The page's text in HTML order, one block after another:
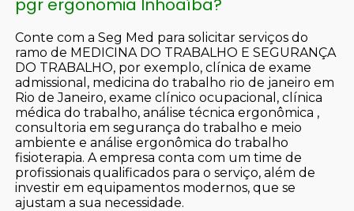
pgr ergonomia Inhoaíba?
Conte com a Seg Med para solicitar serviços do
ramo de MEDICINA DO TRABALHO E SEGURANÇA
DO TRABALHO, por exemplo, clínica de exame
admissional, medicina do trabalho rio de janeiro em
Rio de Janeiro, exame clínico ocupacional, clínica
médica do trabalho, análise técnica ergonômica ,
consultoria em segurança do trabalho e meio
ambiente e análise ergonômica do trabalho
fisioterapia. A empresa conta com um time de
profissionais qualificados para o serviço, além de
investir em equipamentos modernos, que se
ajustam a sua necessidade.